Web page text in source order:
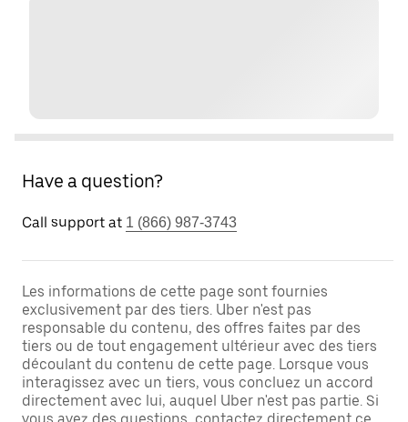
Have a question?
Call support at 1 (866) 987-3743
Les informations de cette page sont fournies
exclusivement par des tiers. Uber n'est pas
responsable du contenu, des offres faites par des
tiers ou de tout engagement ultérieur avec des tiers
découlant du contenu de cette page. Lorsque vous
interagissez avec un tiers, vous concluez un accord
directement avec lui, auquel Uber n'est pas partie. Si